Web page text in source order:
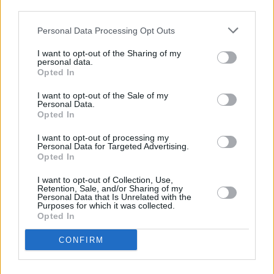
Personal Data Processing Opt Outs
I want to opt-out of the Sharing of my
personal data.
Opted In
I want to opt-out of the Sale of my
Personal Data.
Opted In
I want to opt-out of processing my
Personal Data for Targeted Advertising.
Opted In
I want to opt-out of Collection, Use,
Retention, Sale, and/or Sharing of my
Personal Data that Is Unrelated with the
Purposes for which it was collected.
Opted In
CONFIRM
Lamm-Couscous
1 »
Es gibt so viele verschiedeneafrikanische Rezepte
unterschiedlichsten Ländern Afrikas, das man eigentlich gar nicht
von der einen afrikanischen Küche sprechen kann. Die kann jedoch
grob in die nordafrikanische, äthiopische, schwarzafrikanische und
südafrikanische Küche unterteilt werden. Jede dieser Regionen war
im Laufe der Geschichte bestimmten (kulinarischen) Einflüssen
ausgesetzt, die sie geprägt haben. Natürlich hat jedes Land seine
eigenen Spezialitäten, und doch gibt es bestimmte Lebensmittel